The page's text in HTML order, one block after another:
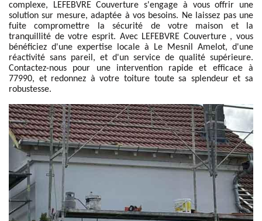
complexe, LEFEBVRE Couverture s'engage à vous offrir une
solution sur mesure, adaptée à vos besoins. Ne laissez pas une
fuite compromettre la sécurité de votre maison et la
tranquillité de votre esprit. Avec LEFEBVRE Couverture , vous
bénéficiez d'une expertise locale à Le Mesnil Amelot, d'une
réactivité sans pareil, et d'un service de qualité supérieure.
Contactez-nous pour une intervention rapide et efficace à
77990, et redonnez à votre toiture toute sa splendeur et sa
robustesse.